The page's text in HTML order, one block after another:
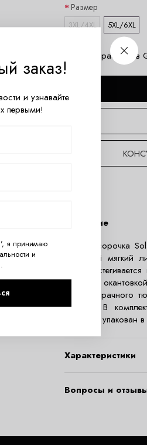
Размер
3XL/4XL 5XL/6XL
Таблица размеров
Описание
Черная сорочка
Атласный мягкий
лифа
атласной
полупрозрачного
подола. В
Комплект
Характеристики
Вопросы и
заказ!
и узнавайте
первыми!
я принимаю
и
.